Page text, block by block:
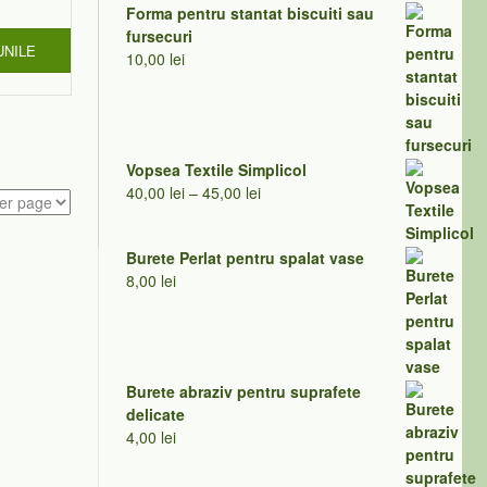
Forma pentru stantat biscuiti sau
fursecuri
10,00 lei
Vopsea Textile Simplicol
40,00 lei – 45,00 leiInterval
40,00 lei
Burete Perlat pentru spalat vase
8,00 lei
Burete abraziv pentru suprafete
delicate
4,00 lei